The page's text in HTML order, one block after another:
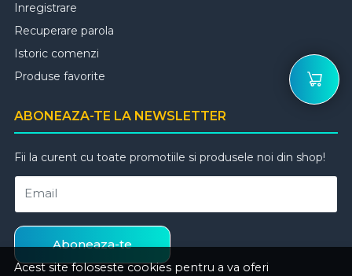
Acest site foloseste cookies pentru a va oferi
Inregistrare
Recuperare parola
Istoric comenzi
Produse favorite
ABONEAZA-TE LA NEWSLETTER
Fii la curent cu toate promotiile si produsele noi din shop!
Email
Aboneaza-te